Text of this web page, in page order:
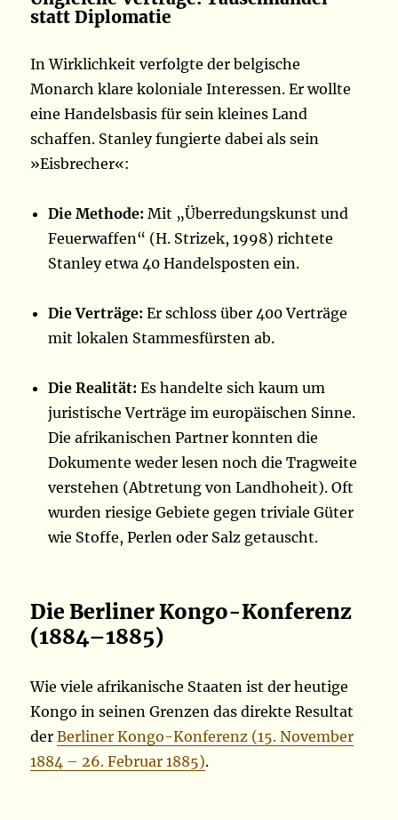
statt Diplomatie
In Wirklichkeit verfolgte der belgische
Monarch klare koloniale Interessen. Er wollte
eine Handelsbasis für sein kleines Land
schaffen. Stanley fungierte dabei als sein
»Eisbrecher«:
Die Methode: Mit „Überredungskunst und
Feuerwaffen“ (H. Strizek, 1998) richtete
Stanley etwa 40 Handelsposten ein.
Die Verträge: Er schloss über 400 Verträge
mit lokalen Stammesfürsten ab.
Die Realität: Es handelte sich kaum um
juristische Verträge im europäischen Sinne.
Die afrikanischen Partner konnten die
Dokumente weder lesen noch die Tragweite
verstehen (Abtretung von Landhoheit). Oft
wurden riesige Gebiete gegen triviale Güter
wie Stoffe, Perlen oder Salz getauscht.
Die Berliner Kongo-Konferenz
(1884–1885)
Wie viele afrikanische Staaten ist der heutige
Kongo in seinen Grenzen das direkte Resultat
derBerliner Kongo-Konferenz (15. November
1884 – 26. Februar 1885).